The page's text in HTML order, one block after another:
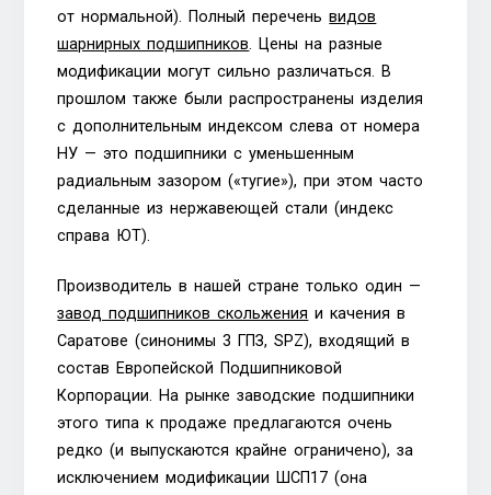
от нормальной). Полный переченьвидов
шарнирных подшипников. Цены на разные
модификации могут сильно различаться. В
прошлом также были распространены изделия
с дополнительным индексом слева от номера
НУ — это подшипники с уменьшенным
радиальным зазором («тугие»), при этом часто
сделанные из нержавеющей стали (индекс
справа ЮТ).
Производитель в нашей стране только один —
завод подшипников скольжения и качения в
Саратове (синонимы 3 ГПЗ, SPZ), входящий в
состав Европейской Подшипниковой
Корпорации. На рынке заводские подшипники
этого типа к продаже предлагаются очень
редко (и выпускаются крайне ограничено), за
исключением модификации ШСП17 (она